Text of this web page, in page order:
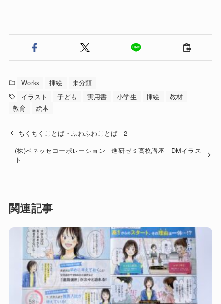
Works 挿絵
未分類
イラスト
子ども 実用書 小学生 挿絵
教材
教育
絵本
ちくちくことば・ふわふわことば 2
(株)ベネッセコーポレーション 進研ゼミ高校講座 DMイラス
ト
関連記事